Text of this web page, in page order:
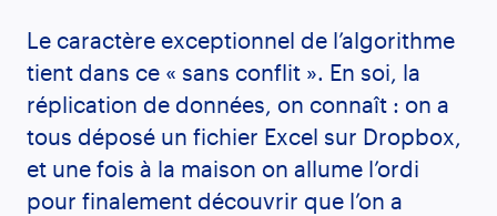
Le caractère exceptionnel de l’algorithme
tient dans ce « sans conflit ». En soi, la
réplication de données, on connaît : on a
tous déposé un fichier Excel sur Dropbox,
et une fois à la maison on allume l’ordi
pour finalement découvrir que l’on a